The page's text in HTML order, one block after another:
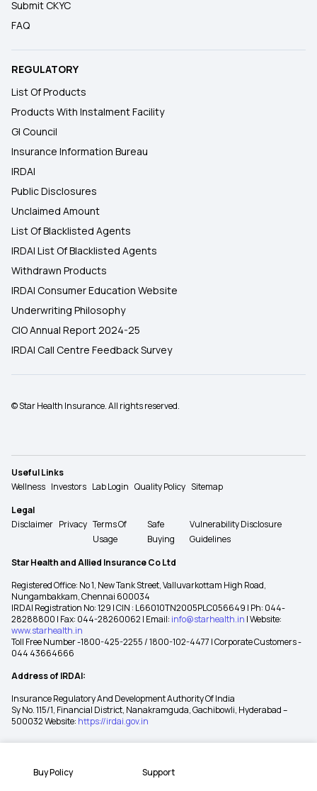
Buy Policy Support
Submit CKYC
FAQ
REGULATORY
List Of Products
Products With Instalment Facility
GI Council
Insurance Information Bureau
IRDAI
Public Disclosures
Unclaimed Amount
List Of Blacklisted Agents
IRDAI List Of Blacklisted Agents
Withdrawn Products
IRDAI Consumer Education Website
Underwriting Philosophy
CIO Annual Report 2024-25
IRDAI Call Centre Feedback Survey
© Star Health Insurance. All rights reserved.
Useful Links
Wellness Investors Lab Login Quality Policy Sitemap
Legal
Disclaimer Privacy Terms Of
Usage
Safe
Buying
Vulnerability Disclosure
Guidelines
Star Health and Allied Insurance Co Ltd
Registered Office: No 1, New Tank Street, Valluvarkottam High Road,
Nungambakkam, Chennai 600034
IRDAI Registration No: 129 | CIN : L66010TN2005PLC056649 | Ph: 044-
28288800 | Fax: 044-28260062 | Email: info@starhealth.in | Website:
www.starhealth.in
Toll Free Number -1800-425-2255 / 1800-102-4477 | Corporate Customers -
044 43664666
Address of IRDAI:
Insurance Regulatory And Development Authority Of India
Sy No. 115/1, Financial District, Nanakramguda, Gachibowli, Hyderabad –
500032 Website: https://irdai.gov.in